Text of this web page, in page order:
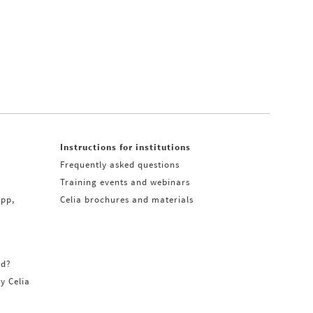
Celia
Instructions for institutions
Frequently asked questions
Training events and webinars
Celia brochures and materials